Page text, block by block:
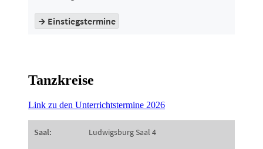
Tanzkreise
Link zu den Unterrichtstermine 2026